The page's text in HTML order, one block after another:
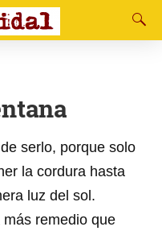
serlo, porque solo
la cordura hasta
luz del sol.
remedio que